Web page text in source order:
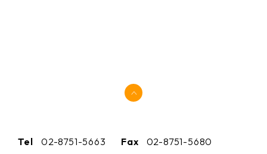
Tel 02-8751-5663 Fax
02-8751-5680